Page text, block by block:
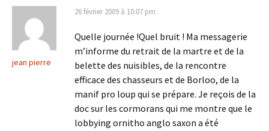
jean pierre
26 février 2009 à 10:07 pm
Quelle journée !Quel bruit ! Ma messagerie
m’informe du retrait de la martre et de la
belette des nuisibles, de la rencontre
efficace des chasseurs et de Borloo, de la
manif pro loup qui se prépare. Je reçois de la
doc sur les cormorans qui me montre que le
lobbying ornitho anglo saxon a été